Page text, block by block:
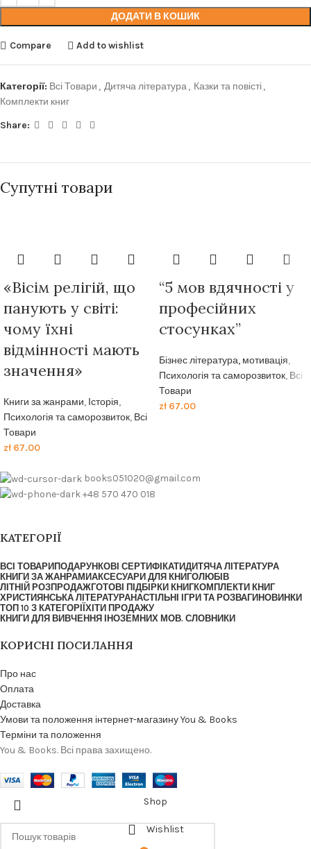
ДОДАТИ В КОШИК
Compare Add to wishlist
Категорії: Всі Товари , Дитяча література, Казки та повісті,
Комплекти книг
Share:
Супутні товари
«Вісім релігій, що
панують у світі:
чому їхні
відмінності мають
значення»
Книги за жанрами, Історія,
Психологія та саморозвиток, Всі
Товари
zł 67.00
“5 мов вдячності у
професійних
стосунках”
Бізнес література, мотивація,
Психологія та саморозвиток, Всі
Товари
zł 67.00
books051020@gmail.com
+48 570 470 018
КАТЕГОРІЇ
ВСІ ТОВАРИ ПОДАРУНКОВІ СЕРТИФІКАТИДИТЯЧА ЛІТЕРАТУРА
КНИГИ ЗА ЖАНРАМИАКСЕСУАРИ ДЛЯ КНИГОЛЮБІВ
ЛІТНІЙ РОЗПРОДАЖГОТОВІ ПІДБІРКИ КНИГКОМПЛЕКТИ КНИГ
ХРИСТИЯНСЬКА ЛІТЕРАТУРАНАСТІЛЬНІ ІГРИ ТА РОЗВАГИ НОВИНКИ
ТОП 10 З КАТЕГОРІЇ ХІТИ ПРОДАЖУ
КНИГИ ДЛЯ ВИВЧЕННЯ ІНОЗЕМНИХ МОВ. СЛОВНИКИ
КОРИСНІ ПОСИЛАННЯ
Про нас
Оплата
Доставка
Умови та положення інтернет-магазину You & Books
Терміни та положення
You & Books. Всі права захищено.
Shop
Wishlist